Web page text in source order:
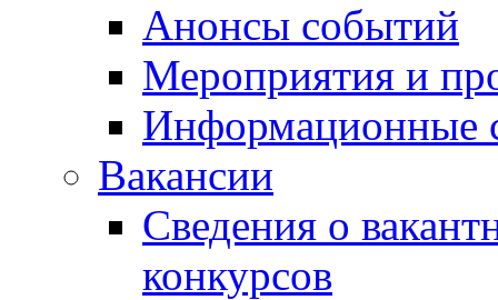
Анонсы событий
Мероприятия и
Информационные
Вакансии
Сведения о
конкурсов